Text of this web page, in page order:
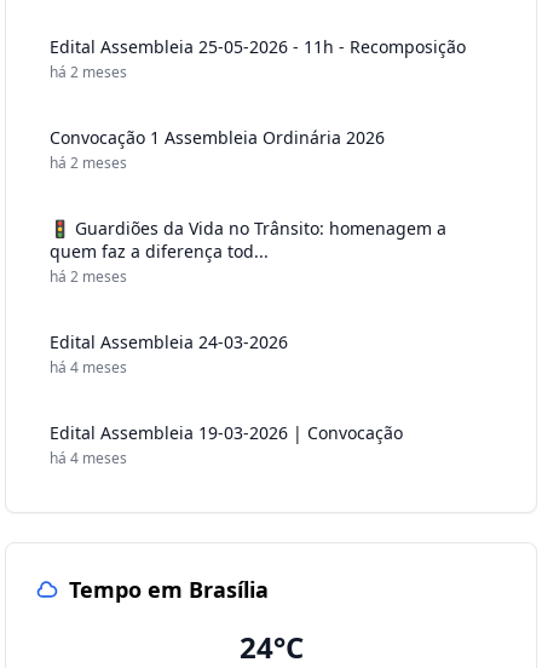
Edital Assembleia 25-05-2026 - 11h - Recomposição
há 2 meses
Convocação 1 Assembleia Ordinária 2026
há 2 meses
🚦 Guardiões da Vida no Trânsito: homenagem a
quem faz a diferença tod...
há 2 meses
Edital Assembleia 24-03-2026
há 4 meses
Edital Assembleia 19-03-2026 | Convocação
há 4 meses
Tempo em Brasília
24°C